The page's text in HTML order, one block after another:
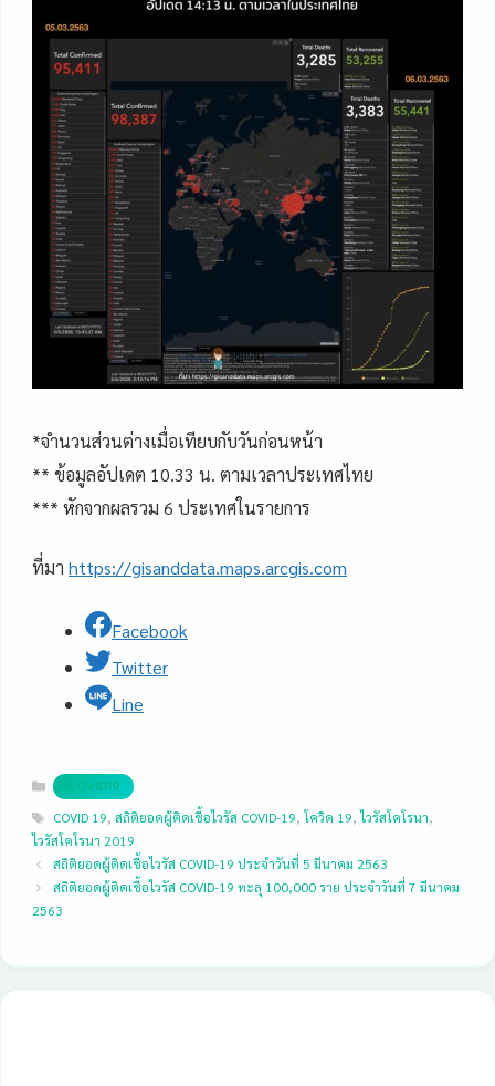
*จำนวนส่วนต่างเมื่อเทียบกับวันก่อนหน้า
** ข้อมูลอัปเดต 10.33 น. ตามเวลาประเทศไทย
*** หักจากผลรวม 6 ประเทศในรายการ
ที่มา https://gisanddata.maps.arcgis.com
Facebook
Twitter
Line
Categories
COVID19
Tags
COVID 19,สถิติยอดผู้ติดเชื้อไวรัส COVID-19,โควิด 19,ไวรัสโคโรนา,
ไวรัสโคโรนา 2019
สถิติยอดผู้ติดเชื้อไวรัส COVID-19 ประจำวันที่ 5 มีนาคม 2563
สถิติยอดผู้ติดเชื้อไวรัส COVID-19 ทะลุ 100,000 ราย ประจำวันที่ 7 มีนาคม
2563